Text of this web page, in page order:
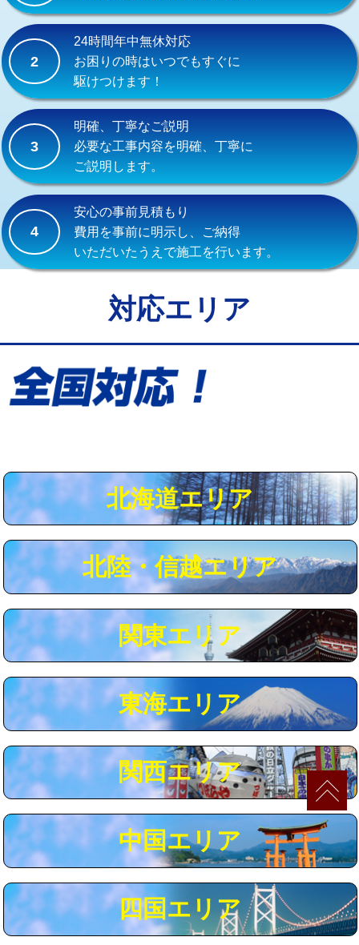
式・ワンホール）)
交換・取付(排水栓・排水トラップ
（P/S/ポップアップ））
交換・取付（その他部品）
持込商品取付（単水栓）
持込商品取付（混合水栓） 16,500円
持込商品取付（浄水器・分岐水栓） 16,500円
給水管工事※（ホール加工)
給水管工事※（バンド止め) 3,300円
給水管工事※（保温材使用（バンド止
5,500円
給水管工事※（土の掘削・埋め戻し作
業)
用（追加）/3ｍ超え)
給水管工事※（ライニング鋼管・銅
44,000円
給水管工事※（ライニング鋼管・銅
管・ポリ管・HT管使用/3ｍ超え)
+8,800円
マス交換（土の掘削・埋め戻し作業） 11,000円~
マス交換（深さ50㎝未満） 55,000円
マス交換（深さ50㎝以上） 66,000円
コンクリート斫り（厚さ10㎝まで） 27,500円
コンクリート斫り（厚さ10㎝超え） 38,500円
モルタル補修（厚さ10㎝まで） 27,500円
追加人工 16,500円
※給水管工事は20mmまでの価格です。
2
24時間年中無休対応
お困りの時はいつでもすぐに
駆けつけます！
3
明確、丁寧なご説明
必要な工事内容を明確、丁寧に
ご説明します。
4
安心の事前見積もり
費用を事前に明示し、ご納得
いただいたうえで施工を行います。
対応エリア
北海道エリア
北陸・信越エリア
関東エリア
東海エリア
関西エリア
中国エリア
四国エリア